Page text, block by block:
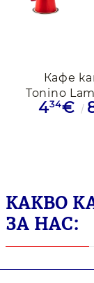
Кафе
Tonino
Espresso
434€
КАКВО
ЗА НАС: